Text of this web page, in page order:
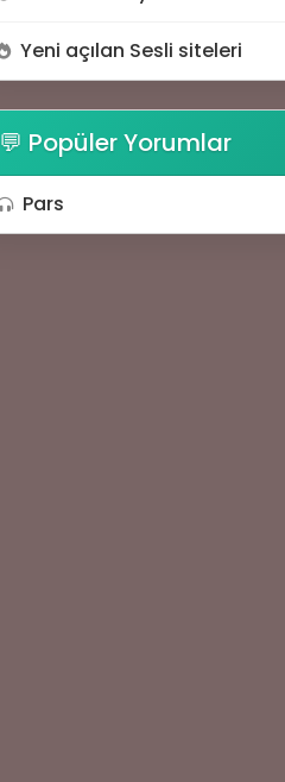
Yeni açılan Sesli siteleri
💬 Popüler Yorumlar
Pars